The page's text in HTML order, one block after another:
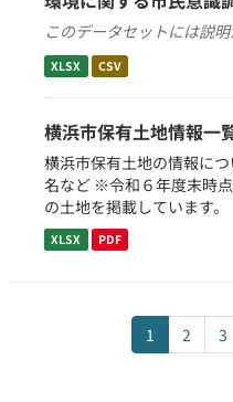
このデータセットには説
XLSX CSV
横浜市保有土地情報一
横浜市保有土地の情報に
名など ※令和６年度末時
の土地を掲載しています。
XLSX PDF
1 2 3